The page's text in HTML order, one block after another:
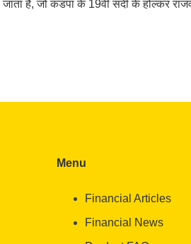
है, जो कडपा के 19वीं सदी के होल्कर
Menu
Financial Articles
Financial News